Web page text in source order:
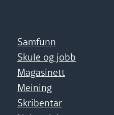
Samfunn
Skule og jobb
Magasinett
Meining
Skribentar